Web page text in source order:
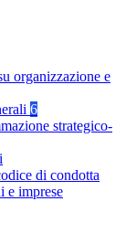
organizzazione e
6
strategico-
di condotta
e imprese